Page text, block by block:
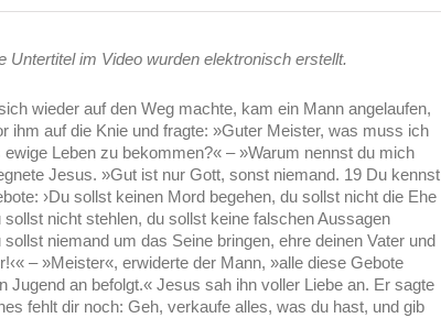
Untertitel im Video wurden elektronisch erstellt.
wieder auf den Weg machte, kam ein Mann angelaufen,
ihm auf die Knie und fragte: »Guter Meister, was muss ich
ewige Leben zu bekommen?« – »Warum nennst du mich
Jesus. »Gut ist nur Gott, sonst niemand. 19 Du kennst
›Du sollst keinen Mord begehen, du sollst nicht die Ehe
sollst nicht stehlen, du sollst keine falschen Aussagen
sollst niemand um das Seine bringen, ehre deinen Vater und
– »Meister«, erwiderte der Mann, »alle diese Gebote
Jugend an befolgt.« Jesus sah ihn voller Liebe an. Er sagte
fehlt dir noch: Geh, verkaufe alles, was du hast, und gib